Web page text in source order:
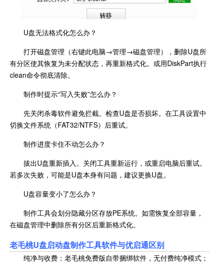
U盘无法格式化怎么办？
打开磁盘管理（右键此电脑→管理→磁盘管理），删除U盘所
有分区使其恢复为未分配状态，再重新格式化。或用DiskPart执行
clean命令彻底清除。
制作时提示“写入失败”怎么办？
先关闭杀毒软件避免拦截。检查U盘是否损坏。在工具设置中
切换文件系统（FAT32/NTFS）后重试。
制作进度卡住不动怎么办？
拔出U盘重新插入。关闭工具重新运行，或重启电脑后重试。
若多次失败，可能是U盘本身有问题，建议更换U盘。
U盘容量变小了怎么办？
制作工具会划分隐藏分区存放PE系统。如需恢复全部容量，
在磁盘管理中删除所有分区后重新格式化。
老毛桃U盘启动盘制作工具软件与优启通区别
纯净与收费：老毛桃免费版自带捆绑软件，无付费纯净模式；